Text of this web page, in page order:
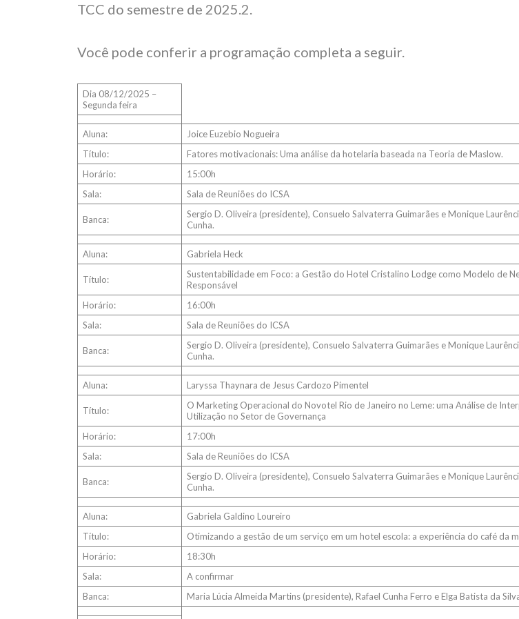
TCC do semestre de 2025.2.
Você pode conferir a programação completa a seguir.
Dia 08/12/2025 –
Segunda feira
Aluna:
Joice Euzebio Nogueira
Título:
Fatores motivacionais: Uma análise da hotelaria baseada na Teoria de Maslow.
Horário:
15:00h
Sala:
Sala de Reuniões do ICSA
Banca:
Sergio D. Oliveira (presidente), Consuelo Salvaterra Guimarães e Monique
Cunha.
Aluna: Gabriela Heck
Título:
Sustentabilidade em Foco: a Gestão do Hotel Cristalino Lodge como Modelo de
Responsável
Horário:
16:00h
Sala:
Sala de Reuniões do ICSA
Banca:
Sergio D. Oliveira (presidente), Consuelo Salvaterra Guimarães e Monique
Cunha.
Aluna: Laryssa Thaynara de Jesus Cardozo Pimentel
Título:
O Marketing Operacional do Novotel Rio de Janeiro no Leme: uma Análise de
Utilização no Setor de Governança
Horário:
17:00h
Sala:
Sala de Reuniões do ICSA
Banca:
Sergio D. Oliveira (presidente), Consuelo Salvaterra Guimarães e Monique
Cunha.
Aluna:
Gabriela Galdino Loureiro
Título:
Otimizando a gestão de um serviço em um hotel escola: a experiência do café da
Horário:
18:30h
Sala:
A confirmar
Banca:
Maria Lúcia Almeida Martins (presidente), Rafael Cunha Ferro e Elga Batista da